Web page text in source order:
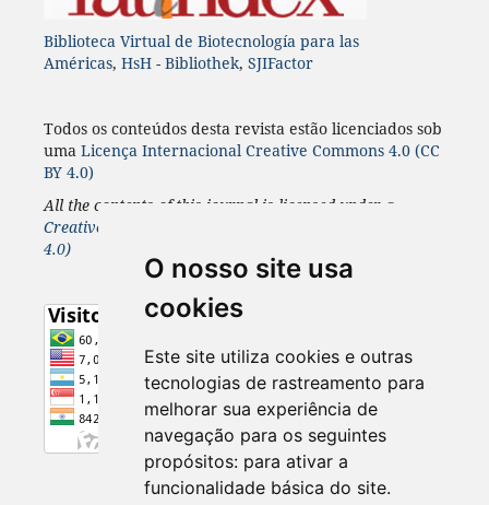
O nosso site usa
cookies
Este site utiliza cookies e outras
tecnologias de rastreamento para
melhorar sua experiência de
navegação para os seguintes
propósitos: para ativar a
funcionalidade básica do site.
Biblioteca Virtual de Biotecnología para las
Américas, HsH - Bibliothek, SJIFactor
Todos os conteúdos desta revista estão licenciados sob
uma Licença Internacional Creative Commons 4.0 (CC
BY 4.0)
All the contents of this journal is licensed under a
Creative Commons 4.0 Internacional
4.0)